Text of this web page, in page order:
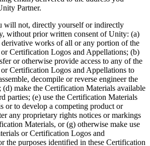
Partner.
will not, directly yourself or indirectly
without prior written consent of Unity: (a)
works of all or any portion of the
Certification Logos and Appellations; (b)
or otherwise provide access to any of the
Certification Logos and Appellations to
decompile or reverse engineer the
make the Certification Materials available
parties; (e) use the Certification Materials
or to develop a competing product or
any proprietary rights notices or markings
Materials, or (g) otherwise make use
or Certification Logos and
the purposes identified in these Certification